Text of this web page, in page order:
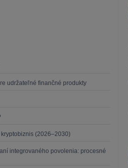
udržateľné finančné produkty
(2026–2030)
integrovaného povolenia: procesné